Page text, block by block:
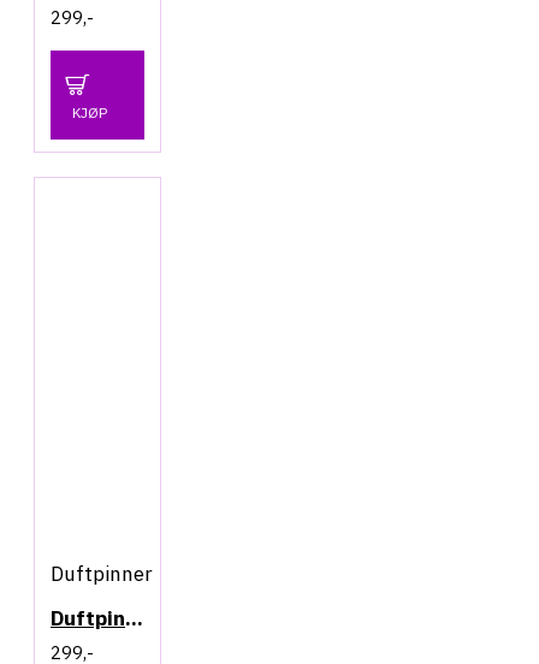
299,-
KJØP
Duftpinner
Duftpinner - Friendship - Lavender
299,-